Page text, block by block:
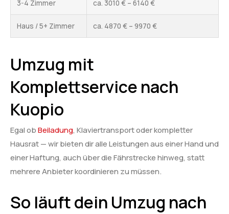
3-4 Zimmer ca. 3010 € – 6140 €
Haus / 5+ Zimmer ca. 4870 € – 9970 €
Umzug mit
Komplettservice nach
Kuopio
Egal obBeiladung, Klaviertransport oder kompletter
Hausrat — wir bieten dir alle Leistungen aus einer Hand und
einer Haftung, auch über die Fährstrecke hinweg, statt
mehrere Anbieter koordinieren zu müssen.
So läuft dein Umzug nach